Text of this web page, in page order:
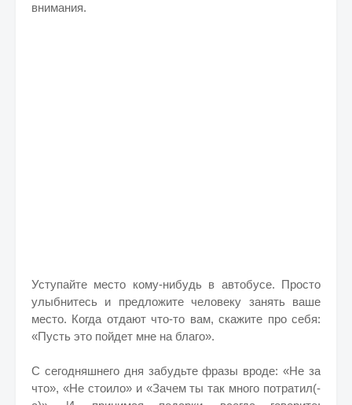
внимания.
Уступайте место кому-нибудь в автобусе. Просто
улыбнитесь и предложите человеку занять ваше
место. Когда отдают что-то вам, скажите про себя:
«Пусть это пойдет мне на благо».
С сегодняшнего дня забудьте фразы вроде: «Не за
что», «Не стоило» и «Зачем ты так много потратил(-